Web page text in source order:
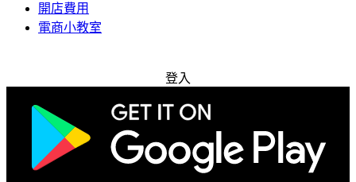
開店費用
電商小教室
登入